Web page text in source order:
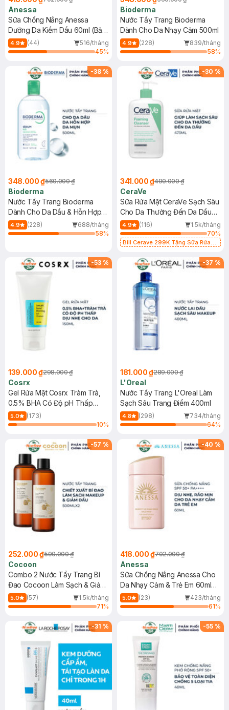
Anessa
Sữa Chống Nắng Anessa
Dưỡng Da Kiềm Dầu 60ml (Bản
Mới)
4.9 (44)
516/tháng
45%
Bioderma
Nước Tẩy Trang Bioderma
Dành Cho Da Nhạy Cảm 500ml
4.9 (228)
839/tháng
58%
-38 %
348.000 ₫560.000 ₫
Bioderma
Nước Tẩy Trang Bioderma
Dành Cho Da Dầu & Hỗn Hợp
500ml
4.9 (228)
688/tháng
58%
-30 %
341.000 ₫490.000 ₫
CeraVe
Sữa Rửa Mặt CeraVe Sạch Sâu
Cho Da Thường Đến Da Dầu
473ml
4.9 (116)
1.5k/tháng
70%
Bill Cerave 299K Tặng Sữa Rửa
-53 %
139.000 ₫298.000 ₫
Cosrx
Gel Rửa Mặt Cosrx Tràm Trà,
0.5% BHA Có Độ pH Thấp
150ml
5.0
(173)
10%
-37 %
181.000 ₫289.000 ₫
L'Oreal
Nước Tẩy Trang L'Oreal Làm
Sạch Sâu Trang Điểm 400ml
4.8 (298)
734/tháng
64%
-57 %
252.000 ₫590.000 ₫
Cocoon
Combo 2 Nước Tẩy Trang Bí
Đao Cocoon Làm Sạch & Giảm
Dầu 500ml
5.0 (57)
1.5k/tháng
71%
-40 %
418.000 ₫702.000 ₫
Anessa
Sữa Chống Nắng Anessa Cho
Da Nhạy Cảm & Trẻ Em 60ml
(Mới)
5.0 (23)
423/tháng
61%
-31 % -55 %